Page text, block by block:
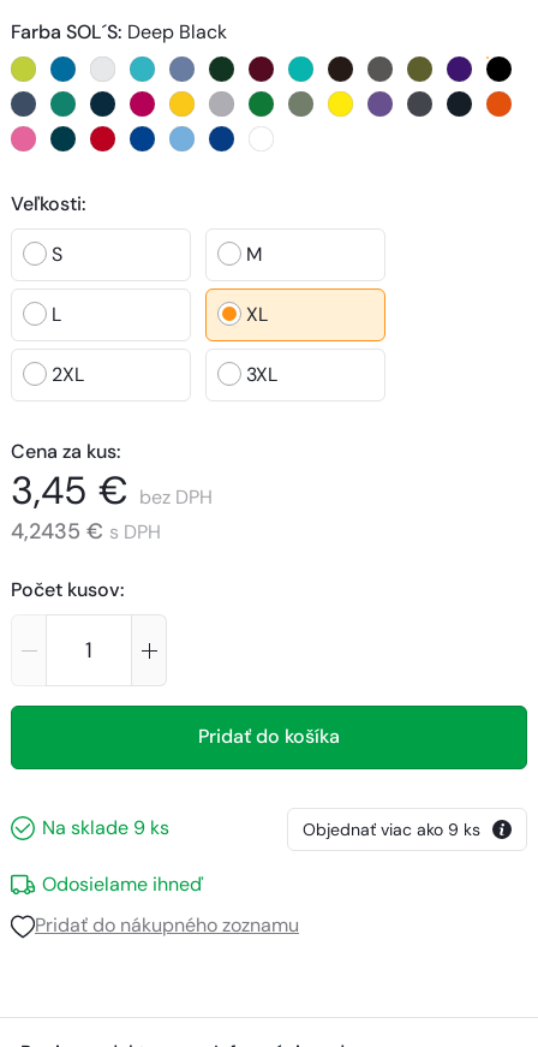
Farba SOL´S: Deep Black
Veľkosti:
S
M
L XL
2XL 3XL
Cena za kus:
3,45 € bez DPH
4,2435 € s DPH
Počet kusov:
Pridať do košíka
Na sklade 9 ks Objednať viac ako 9 ks
Odosielame ihneď
Pridať do nákupného zoznamu